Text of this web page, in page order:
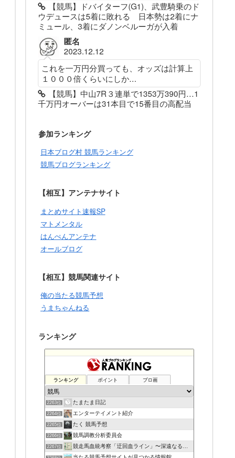
【競馬】ドバイターフ(G1)、武豊騎乗のド
ウデュースは5着に敗れる 日本勢は2着にナ
ミュール、3着にダノンベルーガが入着
匿名
2023.12.12
これを一万円分買っても、オッズは計算上
１０００倍くらいにしか...
【競馬】中山7R３連単で1353万390円…1
千万円オーバーは31本目で15番目の高配当
参加ランキング
日本ブログ村 競馬ランキング
競馬ブログランキング
【相互】アンテナサイト
まとめサイト速報SP
マトメンタル
はんぺんアンテナ
オールブログ
【相互】競馬関連サイト
俺の当たる競馬予想
うまちゃんねる
ランキング
ランキング ポイント ブロ画
2263位 たまたま日記
2264位 エンターテイメント紹介
2265位 たく 競馬予想
2266位 競馬調教分析委員会
2267位 競走馬血統考察「迂回血ライン」〜深遠なる血の連鎖〜